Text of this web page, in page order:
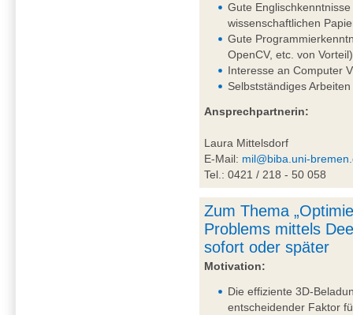
Gute
wissenschaftlichen
Gute
OpenCV, etc. von Vorteil)
Interesse an Computer
Selbstständiges
Ansprechpartnerin:
Laura Mittelsdorf
E-Mail: mil@biba.uni-
Tel.: 0421 / 218 - 50 058
Zum Thema
Problems mittels
sofort oder später
Motivation:
Die effiziente 3D-
entscheidender Faktor